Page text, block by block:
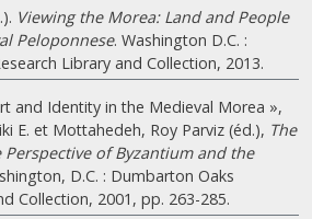
Viewing the Morea: Land and People
Peloponnese. Washington D.C. :
Library and Collection, 2013.
and Identity in the Medieval Morea »,
E. et Mottahedeh, Roy Parviz (éd.), The
of Byzantium and the
D.C. : Dumbarton Oaks
Collection, 2001, pp. 263-285.